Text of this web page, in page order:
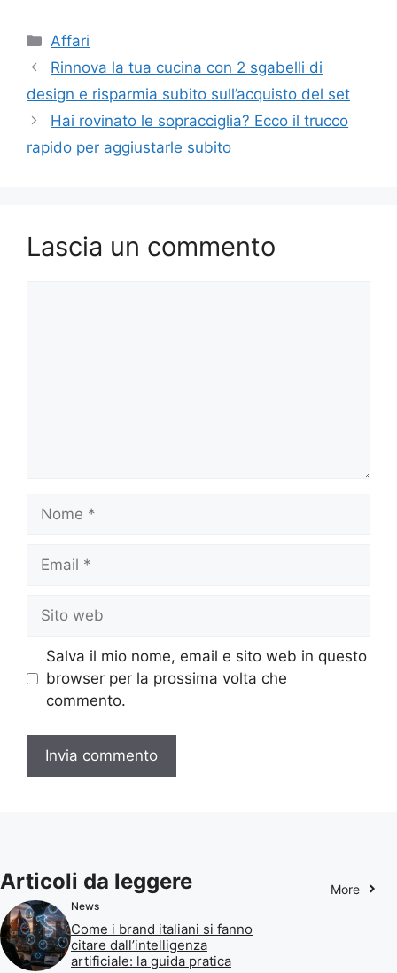
Categorie
Affari
Rinnova la tua cucina con 2 sgabelli di
design e risparmia subito sull’acquisto del set
Hai rovinato le sopracciglia? Ecco il trucco
rapido per aggiustarle subito
Lascia un commento
Nome
Email
Sito
web
Salva il mio nome, email e sito web in questo
browser per la prossima volta che
commento.
Articoli da leggere More
News
Come i brand italiani si fanno
citare dall’intelligenza
artificiale: la guida pratica